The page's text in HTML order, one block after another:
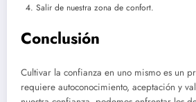
Salir de nuestra zona de confort.
Conclusión
Cultivar la confianza en uno mismo es un
requiere autoconocimiento, aceptación y